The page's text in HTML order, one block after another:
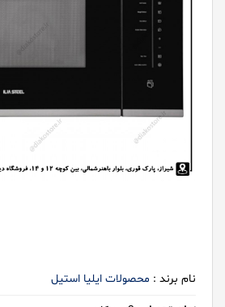
نام برند : محصولات ایلیا استیل